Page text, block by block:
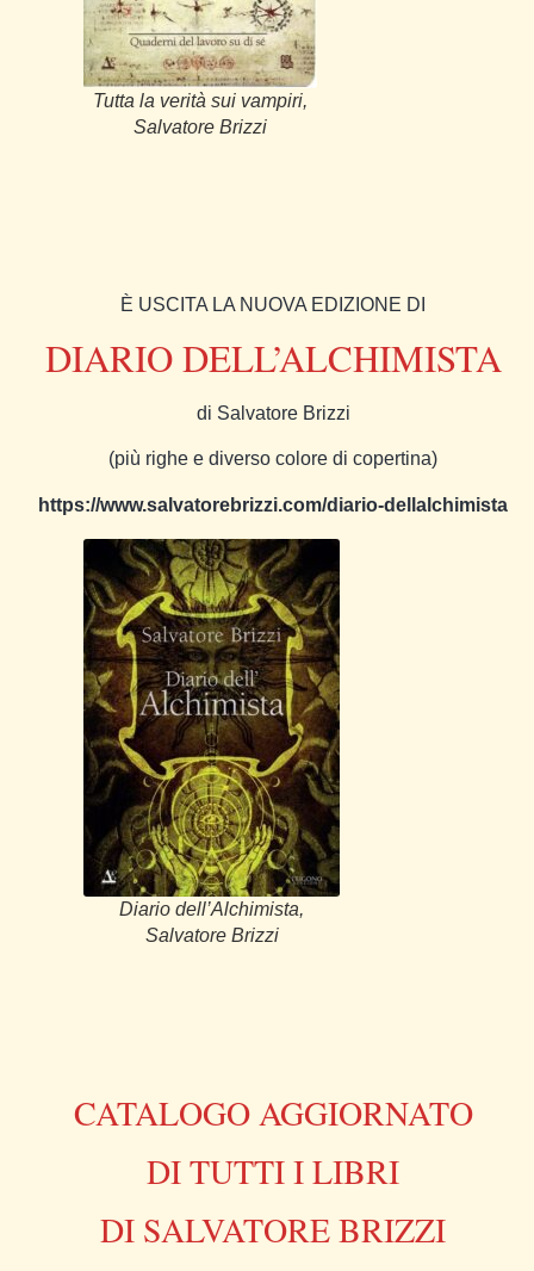
Tutta la verità sui vampiri,
Salvatore Brizzi
È USCITA LA NUOVA EDIZIONE DI
DIARIO DELL’ALCHIMISTA
di Salvatore Brizzi
(più righe e diverso colore di copertina)
https://www.salvatorebrizzi.com/diario-dellalchimista
Diario dell’Alchimista,
Salvatore Brizzi
CATALOGO AGGIORNATO
DI TUTTI I LIBRI
DI SALVATORE BRIZZI